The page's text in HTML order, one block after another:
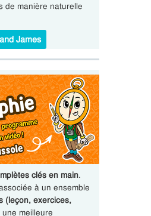
de manière naturelle
James
clés en main.
à un ensemble
(leçon, exercices,
meilleure